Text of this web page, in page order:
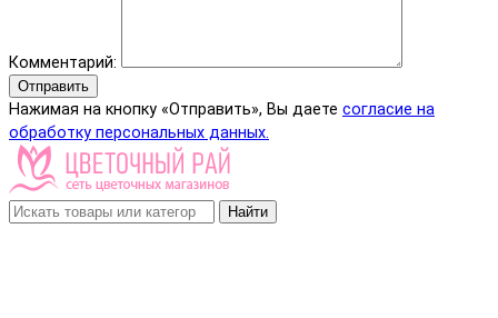
Комментарий:
Отправить
Нажимая на кнопку «Отправить», Вы даете согласие на
обработку персональных данных.
Найти